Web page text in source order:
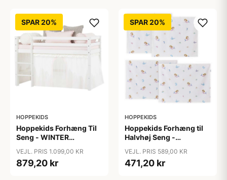
SPAR 20%
HOPPEKIDS
Hoppekids Forhæng Til
Seng - WINTER
Flere Størrelser
VEJL. PRIS 1.099,00 KR
879,20 kr
SPAR 20%
HOPPEKIDS
Hoppekids Forhæng til
Halvhøj Seng -
Størrelser
VEJL. PRIS 589,00 KR
471,20 kr